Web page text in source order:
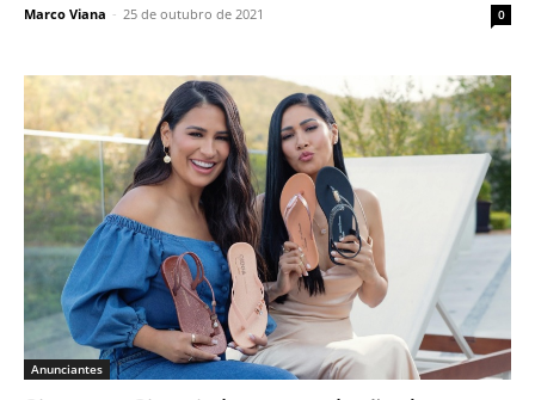
Marco Viana - 25 de outubro de 2021 0
Anunciantes